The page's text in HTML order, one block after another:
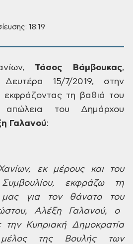
18:19
Τάσος Βάμβουκας,
15/7/2019, στην
εκφράζονταςτη βαθιά του
του Δημάρχου
Γαλανού:
εκ μέρους και του
εκφράζω τη
μας για τον θάνατο του
Αλέξη Γαλανού, ο
την Κυπριακή Δημοκρατία
της Βουλής των